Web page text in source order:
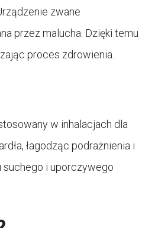
zwane
przez malucha. Dzięki temu
proces zdrowienia.
w inhalacjach dla
łagodząc podrażnienia i
suchego i uporczywego